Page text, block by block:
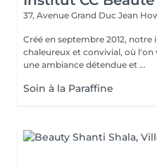
37, Avenue Grand Duc Jean
Créé en septembre 2012,
chaleureux et convivial, où l'on
une ambiance détendue et ...
Soin à la Paraffine